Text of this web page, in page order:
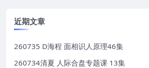
近期文章
260735 D海程 面相识人原理46集
260734清夏 人际合盘专题课 13集